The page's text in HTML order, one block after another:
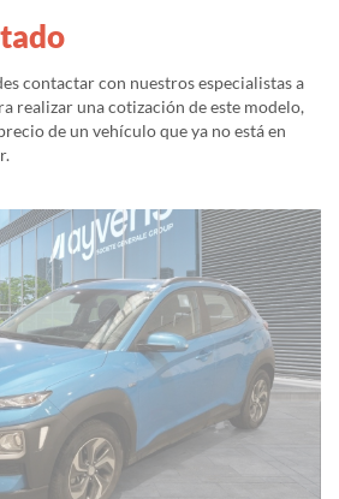
contactar con nuestros especialistas a
realizar una cotización de este modelo,
de un vehículo que ya no está en